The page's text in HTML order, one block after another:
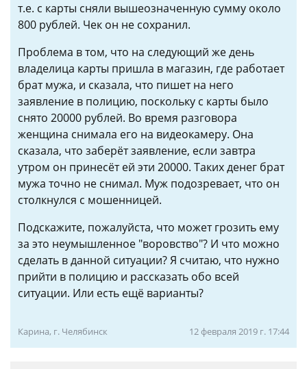
т.е. с карты сняли вышеозначенную сумму около
800 рублей. Чек он не сохранил.
Проблема в том, что на следующий же день
владелица карты пришла в магазин, где работает
брат мужа, и сказала, что пишет на него
заявление в полицию, поскольку с карты было
снято 20000 рублей. Во время разговора
женщина снимала его на видеокамеру. Она
сказала, что заберёт заявление, если завтра
утром он принесёт ей эти 20000. Таких денег брат
мужа точно не снимал. Муж подозревает, что он
столкнулся с мошенницей.
Подскажите, пожалуйста, что может грозить ему
за это неумышленное "воровство"? И что можно
сделать в данной ситуации? Я считаю, что нужно
прийти в полицию и рассказать обо всей
ситуации. Или есть ещё варианты?
Карина, г. Челябинск 12 февраля 2019 г. 17:44